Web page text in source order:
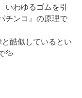
いわゆるゴムを引
チンコ』の原理で
酷似しているとい
💦